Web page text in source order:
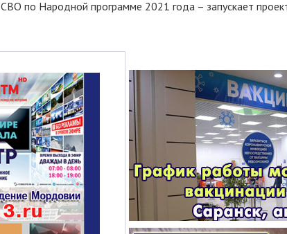
СВО по Народной программе 2021 года – запускает